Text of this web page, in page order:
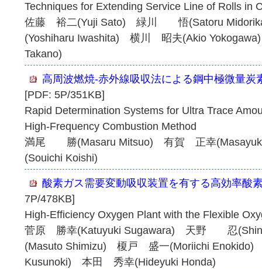
Techniques for Extending Service Line of Rolls in
佐藤 裕二(Yuji Sato) 緑川 悟(Satoru
(Yoshiharu Iwashita) 横川 昭夫(Akio
Takano)
高周波燃焼-赤外線吸収法による鋼中極微量炭
[PDF: 5P/351KB]
Rapid Determination Systems for Ultra Trace
High-Frequency Combustion Method
満尾 勝(Masaru Mitsuo) 有賀 正幸
(Souichi Koishi)
酸素ガス需要変動吸収装置を有する高効率酸
7P/478KB]
High-Efficiency Oxygen Plant with the Flexible
菅原 勝幸(Katuyuki Sugawara) 天野 忍
(Masuto Shimizu) 榎戸 盛一(Moriichi
Kusunoki) 本田 秀幸(Hideyuki Honda)